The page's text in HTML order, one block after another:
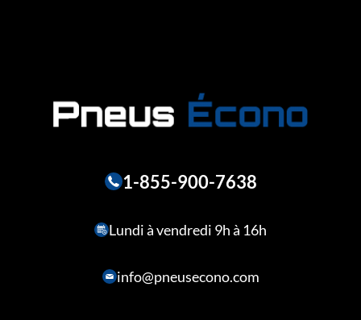
1-855-900-7638
Lundi à vendredi 9h à 16h
info@pneusecono.com